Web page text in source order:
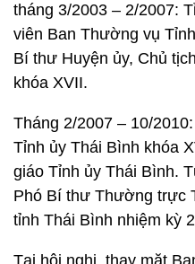
tháng 3/2003 – 2/2007:
viên Ban Thường vụ
Bí thư Huyện ủy, Chủ
khóa XVII.
Tháng 2/2007 – 10/
Tỉnh ủy Thái Bình khóa
giáo Tỉnh ủy Thái Bình.
Phó Bí thư Thường trực
tỉnh Thái Bình nhiệm kỳ
Tại hội nghị, thay mặt